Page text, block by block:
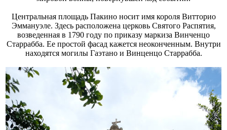
Центральная площадь Пакино носит имя короля Витторио
Эммануэле. Здесь расположена церковь Святого Распятия,
возведенная в 1790 году по приказу маркиза Винченцо
Старрабба. Ее простой фасад кажется неоконченным. Внутри
находятся могилы Гаэтано и Винценцо Старрабба.